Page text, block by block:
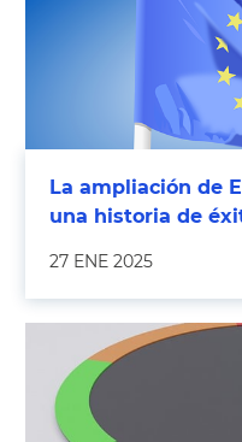
La ampliación de
una historia de
27 ENE 2025